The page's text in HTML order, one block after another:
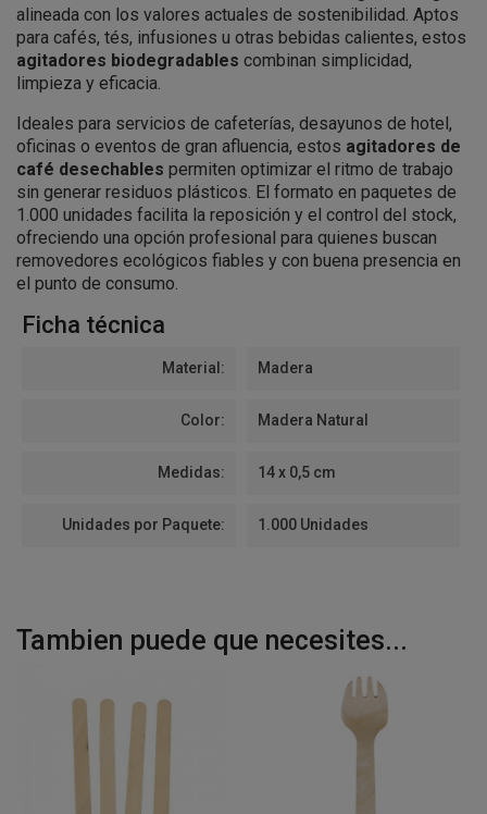
alineada con los valores actuales de sostenibilidad. Aptos
para cafés, tés, infusiones u otras bebidas calientes, estos
agitadores biodegradables combinan simplicidad,
limpieza y eficacia.
Ideales para servicios de cafeterías, desayunos de hotel,
oficinas o eventos de gran afluencia, estos agitadores de
café desechables permiten optimizar el ritmo de trabajo
sin generar residuos plásticos. El formato en paquetes de
1.000 unidades facilita la reposición y el control del stock,
ofreciendo una opción profesional para quienes buscan
removedores ecológicos fiables y con buena presencia en
el punto de consumo.
Ficha técnica
Material: Madera
Color: Madera Natural
Medidas: 14 x 0,5 cm
Unidades por Paquete: 1.000 Unidades
Tambien puede que necesites...